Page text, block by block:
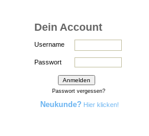
Dein Account
Username
Passwort
Passwort vergessen?
Neukunde? Hier klicken!